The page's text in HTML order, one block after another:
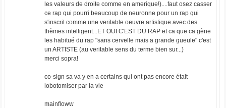
les valeurs de droite comme en amerique!)....faut osez casser
ce rap qui pourri beaucoup de neuronne pour un rap qui
s'inscrit comme une veritable oeuvre artistique avec des
thèmes intelligent...ET OUI C'EST DU RAP et ca que ca gène
les habitué du rap "sans cervelle mais a grande gueule" c'est
un ARTISTE (au veritable sens du terme bien sur...)
merci sopra!
co-sign sa va y en a certains qui ont pas encore était
lobotomiser par la vie
mainfloww